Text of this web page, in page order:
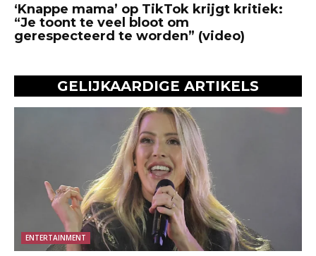
‘Knappe mama’ op TikTok krijgt kritiek:
“Je toont te veel bloot om
gerespecteerd te worden” (video)
GELIJKAARDIGE ARTIKELS
ENTERTAINMENT